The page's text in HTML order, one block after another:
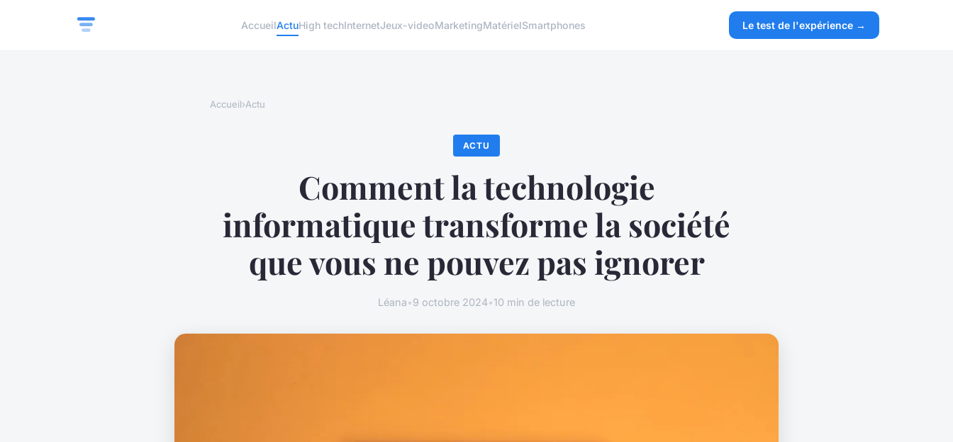
AccueilActuHigh techInternetJeux-videoMarketingMatérielSmartphones Le test de l'expérience →
Accueil›Actu
ACTU
Comment la technologie
informatique transforme la société
que vous ne pouvez pas ignorer
Léana•9 octobre 2024•10 min de lecture